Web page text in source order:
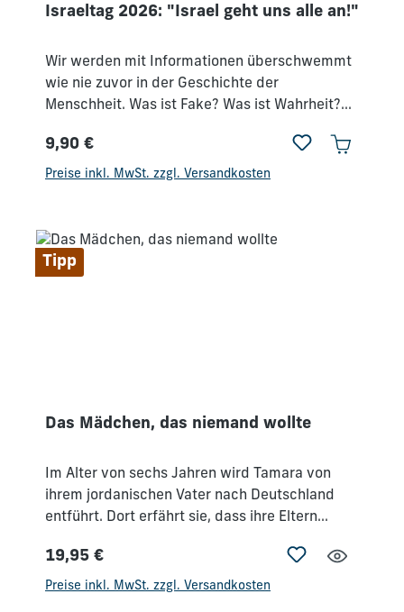
Israeltag 2026: "Israel geht uns alle an!"
Wir werden mit Informationen überschwemmt
wie nie zuvor in der Geschichte der
Menschheit. Was ist Fake? Was ist Wahrheit?
die Bibel?An diesem Israeltag kamen Gäste
aus Israel, die uns mithineingenommen haben,
mit uns als Christen zu tun hat.
Regulärer Preis:
9,90 €
Preise inkl. MwSt. zzgl. Versandkosten
Tipp
Das Mädchen, das niemand wollte
Im Alter von sechs Jahren wird Tamara von
ihrem jordanischen Vater nach Deutschland
entführt. Dort erfährt sie, dass ihre Eltern
Jahr macht es ihrem Vater – der sie
misshandelt – Spaß, ihr an ihrem Geburtstag
Regulärer Preis:
19,95 €
Preise inkl. MwSt. zzgl. Versandkosten